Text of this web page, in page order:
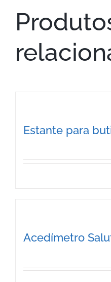
Estante para
Acedímetro